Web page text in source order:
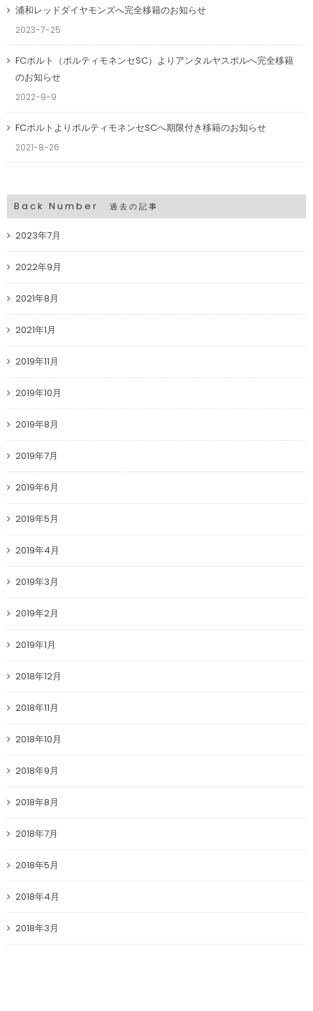
浦和レッドダイヤモンズへ完全移籍のお知らせ
2023-7-25
FCポルト（ポルティモネンセSC）よりアンタルヤスポルへ完全移籍
のお知らせ
2022-9-9
FCポルトよりポルティモネンセSCへ期限付き移籍のお知らせ
2021-8-26
Back Number 過去の記事
2023年7月
2022年9月
2021年8月
2021年1月
2019年11月
2019年10月
2019年8月
2019年7月
2019年6月
2019年5月
2019年4月
2019年3月
2019年2月
2019年1月
2018年12月
2018年11月
2018年10月
2018年9月
2018年8月
2018年7月
2018年5月
2018年4月
2018年3月